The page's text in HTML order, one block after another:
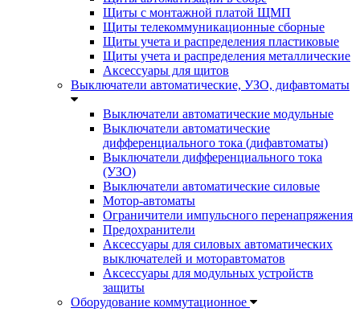
Щиты с монтажной платой ЩМП
Щиты телекоммуникационные сборные
Щиты учета и распределения пластиковые
Щиты учета и распределения металлические
Аксессуары для щитов
Выключатели автоматические, УЗО, дифавтоматы
Выключатели автоматические модульные
Выключатели автоматические
дифференциального тока (дифавтоматы)
Выключатели дифференциального тока
(УЗО)
Выключатели автоматические силовые
Мотор-автоматы
Ограничители импульсного перенапряжения
Предохранители
Аксессуары для силовых автоматических
выключателей и моторавтоматов
Аксессуары для модульных устройств
защиты
Оборудование коммутационное